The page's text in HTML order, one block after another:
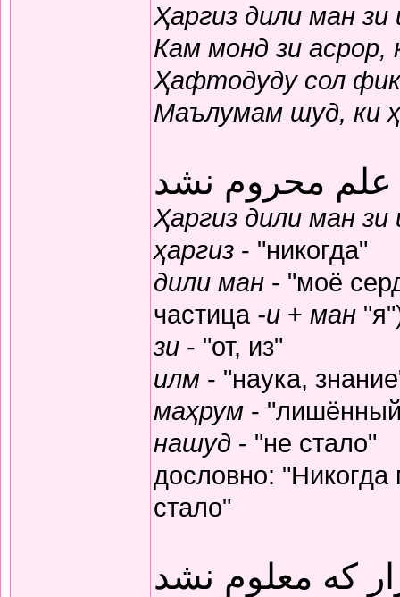
Ҳаргиз дили ман
Кам монд зи
Ҳафтодуду сол
Маълумам шуд, ки
محروم نشد
Ҳаргиз дили ман
ҳаргиз - "никогда"
дили ман - "моё
частица -и + ман
зи - "от, из"
илм - "наука,
маҳрум -
нашуд - "не стало"
дословно:
стало"
که معلوم نشد